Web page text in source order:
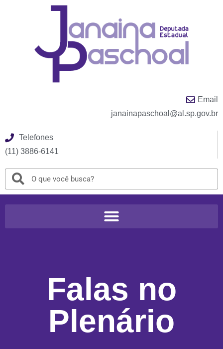
Email
janainapaschoal@al.sp.gov.br
Telefones
(11) 3886-6141
Falas no
Plenário